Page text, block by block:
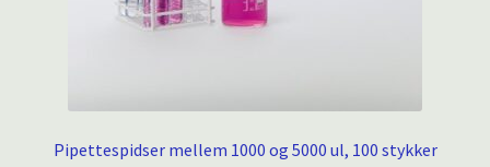
Pipettespidser mellem 1000 og 5000 ul, 100 stykker